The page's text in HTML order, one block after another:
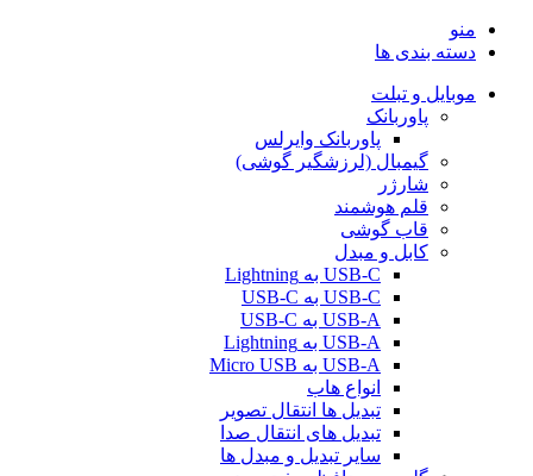
منو
دسته بندی ها
موبایل و تبلت
پاوربانک
پاوربانک وایرلس
گیمبال (لرزشگیر گوشی)
شارژر
قلم هوشمند
قاب گوشی
کابل و مبدل
USB-C به Lightning
USB-C به USB-C
USB-A به USB-C
USB-A به Lightning
USB-A به Micro USB
انواع هاب
تبدیل ها انتقال تصویر
تبدیل های انتقال صدا
سایر تبدیل و مبدل ها